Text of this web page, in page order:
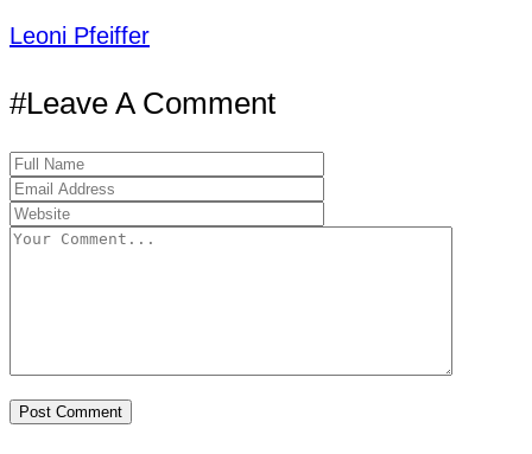
Leoni Pfeiffer
#Leave A Comment